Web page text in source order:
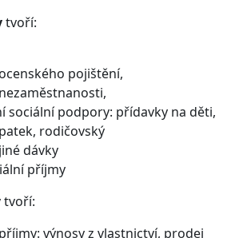
tvoří:
pojištění,
sociální podpory: přídavky na děti,
rodičovský
dávky
příjmy
tvoří:
výnosy z vlastnictví, prodej